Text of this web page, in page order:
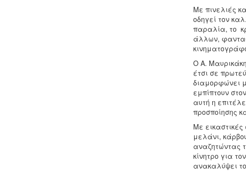
Με πινελιές
οδηγεί τον
παραλία, το
άλλων,
Ο Α.
έτσι σε
διαμορφώνει
εμπίπτουν
αυτή η
προσποίησης
Με εικαστικές
μελάνι,
αναζητώντας
κίνητρο για
ανακαλύψει